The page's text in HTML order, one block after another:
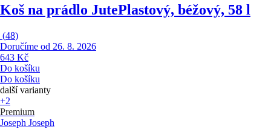
Koš na prádlo JutePlastový, béžový, 58 l
(48)
Doručíme od 26. 8. 2026
643 Kč
Do košíku
Do košíku
další varianty
+2
Premium
Joseph Joseph